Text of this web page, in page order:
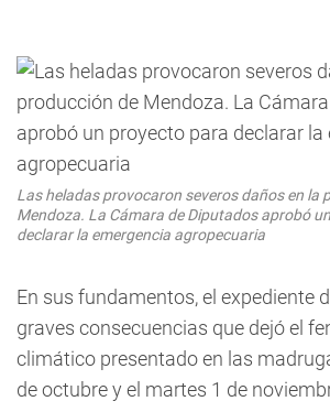
Las heladas provocaron severos daños en la
Mendoza. La Cámara de Diputados aprobó
declarar la emergencia agropecuaria
En sus fundamentos, el expediente
graves consecuencias que dejó el
climático presentado en las
de octubre y el martes 1 de